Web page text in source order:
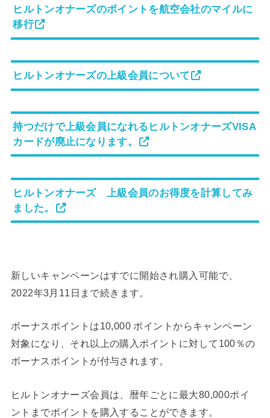
ヒルトンオナーズのポイントを航空会社のマイルに
移行
ヒルトンオナーズの上級会員について
持つだけで上級会員になれるヒルトンオナーズVISA
カードが廃止になります。
ヒルトンオナーズ 上級会員のお得度を計算してみ
ました。
新しいキャンペーンはすでに開始され購入可能で、
2022年3月11日まで続きます。
ボーナスポイントは10,000 ポイントからキャンペーン
対象になり、それ以上の購入ポイントに対して100％の
ボーナスポイントが付与されます。
ヒルトンオナーズ会員は、暦年ごとに最大80,000ポイ
ントまでポイントを購入することができます。